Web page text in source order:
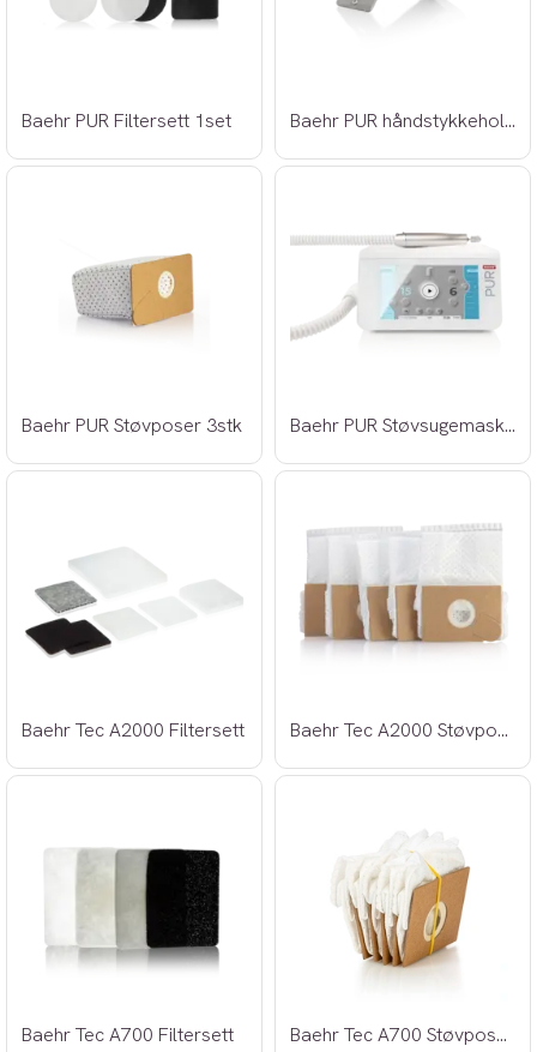
Baehr PUR Filtersett 1set Baehr PUR håndstykkeholder
Baehr PUR Støvposer 3stk Baehr PUR Støvsugemaskin
Baehr Tec A2000 Filtersett Baehr Tec A2000 Støvposer 5stk.
Baehr Tec A700 Filtersett Baehr Tec A700 Støvposer 5stk.